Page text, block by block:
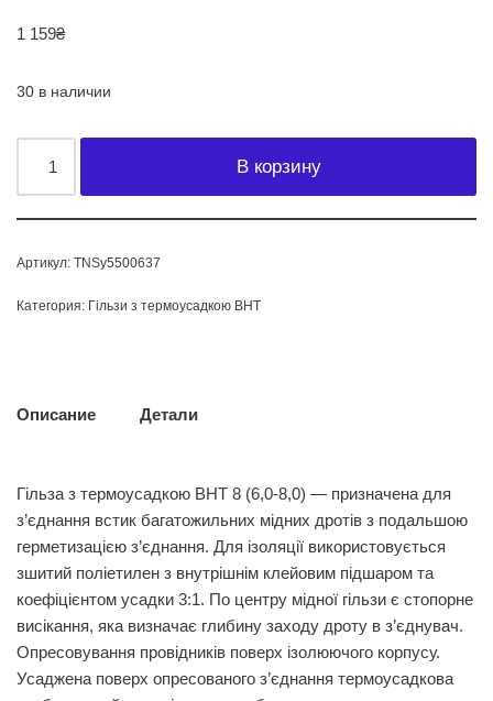
1 159₴
30 в наличии
В корзину
Артикул: TNSy5500637
Категория: Гільзи з термоусадкою ВНТ
Описание Детали
Гільза з термоусадкою BHT 8 (6,0-8,0) — призначена для
з’єднання встик багатожильних мідних дротів з подальшою
герметизацією з’єднання. Для ізоляції використовується
зшитий поліетилен з внутрішнім клейовим підшаром та
коефіцієнтом усадки 3:1. По центру мідної гільзи є стопорне
висікання, яка визначає глибину заходу дроту в з’єднувач.
Опресовування провідників поверх ізолюючого корпусу.
Усаджена поверх опресованого з’єднання термоусадкова